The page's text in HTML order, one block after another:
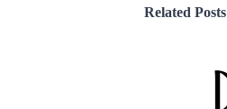
Related Posts